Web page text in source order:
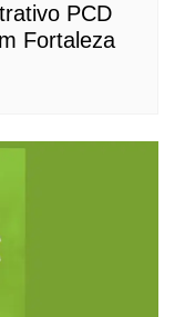
PCD
Fortaleza